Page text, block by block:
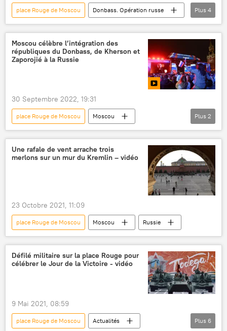
place Rouge de Moscou
Donbass. Opération russe
Ukraine
Russie
France
frappe de missile
Plus 4
Moscou célèbre l’intégration des
républiques du Donbass, de Kherson et
Zaporojié à la Russie
30 Septembre 2022, 19:31
place Rouge de Moscou
Moscou
Vladimir Poutine
discours
Plus 2
Une rafale de vent arrache trois
merlons sur un mur du Kremlin – vidéo
23 Octobre 2021, 11:09
place Rouge de Moscou Moscou Russie
Défilé militaire sur la place Rouge pour
célébrer le Jour de la Victoire - vidéo
9 Mai 2021, 08:59
place Rouge de Moscou
Actualités
Plus 6